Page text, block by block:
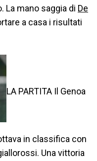
La mano saggia di De
a casa i risultati
LA PARTITA Il Genoa
in classifica con
Una vittoria